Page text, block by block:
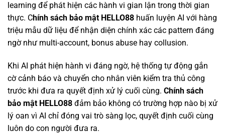
learning để phát hiện các hành vi gian lận trong thời gian
thực. Chính sách bảo mật HELLO88 huấn luyện AI với hàng
triệu mẫu dữ liệu để nhận diện chính xác các pattern đáng
ngờ như multi-account, bonus abuse hay collusion.
Khi AI phát hiện hành vi đáng ngờ, hệ thống tự động gắn
cờ cảnh báo và chuyển cho nhân viên kiểm tra thủ công
trước khi đưa ra quyết định xử lý cuối cùng. Chính sách
bảo mật HELLO88 đảm bảo không có trường hợp nào bị xử
lý oan vì AI chỉ đóng vai trò sàng lọc, quyết định cuối cùng
luôn do con người đưa ra.